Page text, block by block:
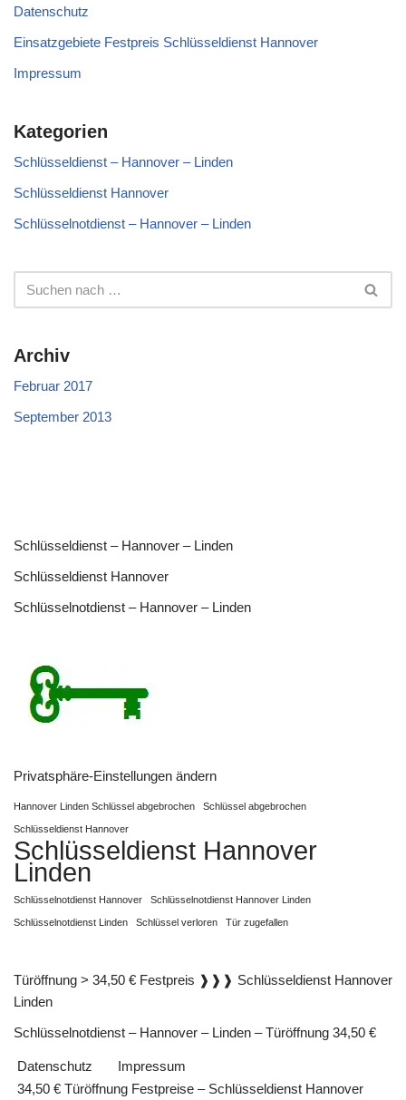
Datenschutz
Einsatzgebiete Festpreis Schlüsseldienst Hannover
Impressum
Kategorien
Schlüsseldienst – Hannover – Linden
Schlüsseldienst Hannover
Schlüsselnotdienst – Hannover – Linden
Archiv
Februar 2017
September 2013
Schlüsseldienst – Hannover – Linden
Schlüsseldienst Hannover
Schlüsselnotdienst – Hannover – Linden
Privatsphäre-Einstellungen ändern
Hannover Linden Schlüssel abgebrochen Schlüssel abgebrochen
Schlüsseldienst Hannover
Schlüsseldienst Hannover
Linden
Schlüsselnotdienst Hannover Schlüsselnotdienst Hannover Linden
Schlüsselnotdienst Linden Schlüssel verloren Tür zugefallen
Türöffnung > 34,50 € Festpreis ❱❱❱ Schlüsseldienst Hannover
Linden
Schlüsselnotdienst – Hannover – Linden – Türöffnung 34,50 €
Datenschutz
Impressum
34,50 € Türöffnung Festpreise – Schlüsseldienst Hannover